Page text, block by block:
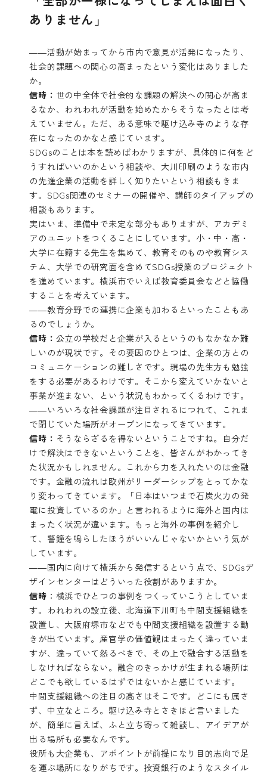
ありません」
――活動が始まってから市内で意見が活発になったり、
社会的課題への関心の高まったという変化はありました
か。
信時： 世の中全体で社会的な課題の解決への関心が高ま
るなか、われわれが活動を始めたからそうなったとは考
えていません。ただ、ある意味で駆け込み寺のような存
在になったのかなと感じています。
SDGsのことは本を読めばわかりますが、具体的に何をど
うすればいいのかという相談や、大川印刷のような市内
の先進企業の活動を詳しく知りたいという相談もきま
す。SDGs関連のセミナーの開催や、講師のタイアップの
相談もあります。
実はいま、準備中で未定な部分もありますが、アカデミ
アのユニットをつくることにしています。小・中・高・
大学に在籍する先生を集めて、教育そのものや教育シス
テム、大学での研究面を含めてSDGs授業のプロジェクト
を進めています。横浜市でいえば教育委員会などと協働
することを考えています。
――教育分野での連携に企業も加わるといったこともあ
るのでしょうか。
信時： 公立の学校だと企業が入るというのもなかなか難
しいのが現状です。その要因のひとつは、企業の方との
コミュニケーションの難しさです。現場の先生方も勉強
をする必要があるわけです。そこから変えていかないと
事業が進まない、という状況もわかってくるわけです。
――いろいろな社会課題が注目されるにつれて、これま
で閉じていた場所がオープンになってきています。
信時： そうならざるを得ないということですね。自分だ
けで解決はできないということを、皆さんがわかってき
た状況かもしれません。これから力を入れたいのは金融
です。金融の流れは欧州がリーダーシップをとってかな
り変わってきています。「日本はいつまで石炭火力の発
電に投資しているのか」と言われるように海外と国内は
まったく状況が違います。もっと海外の事例を紹介し
て、警鐘を鳴らしたほうがいいんじゃないかという気が
しています。
――国内に向けて横浜から発信するという点で、SDGsデ
ザインセンターはどういった役割がありますか。
信時 ：横浜でひとつの事例をつくっていこうとしていま
す。われわれの設立後、北海道下川町も中間支援組織を
設置し、大阪府堺市などでも中間支援組織を設置する動
きが出ています。産官学の価値観はまったく違っていま
すが、違っていて然るべきで、その上で融合する活動を
しなければならない。融合のきっかけが生まれる場所は
どこでも欲しているはずではないかと感じています。
中間支援組織への注目の高さはそこです。どこにも属さ
ず、中立なところ。駆け込み寺とさきほど言いました
が、簡単に言えば、ふと立ち寄って雑談し、アイデアが
出る場所も必要なんです。
役所も大企業も、アポイントが前提になり目的志向で足
を運ぶ場所になりがちです。投資銀行のようなスタイル